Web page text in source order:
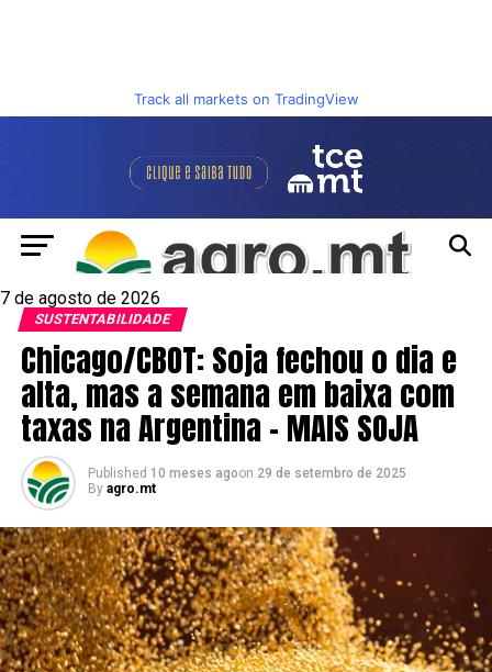
Track all markets on TradingView
7 de agosto de 2026
SUSTENTABILIDADE
Chicago/CBOT: Soja fechou o dia e
alta, mas a semana em baixa com
taxas na Argentina – MAIS SOJA
Published 10 meses agoon 29 de setembro de 2025
By agro.mt